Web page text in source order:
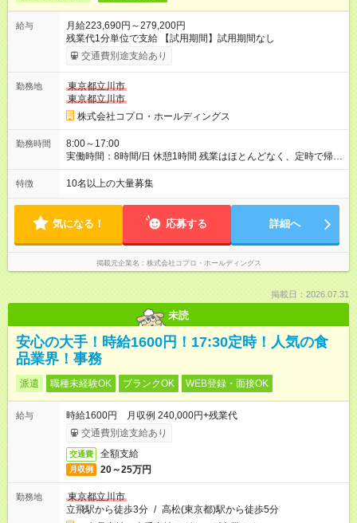
給与
月給223,690円～279,200円
残業代1分単位で支給 【試用期間】試用期間なし
交通費別途支給あり
勤務地
東京都立川市
東京都立川市
株式会社コプロ・ホールディングス
勤務時間
8:00～17:00
実働時間：8時間/日 休憩1時間 残業はほとんどなく、定時で帰れ
る日が多い働き方です。 毎日の業務は進捗管理や事務が中心な
ので、 「今日やるべき仕事」が終われば、自然と区切りをつけ
方を大切にしています。
特徴 10名以上の大量募集
気になる！ 応募する 詳細へ
掲載元企業名 株式会社コプロ・ホールディングス
掲載日：2026.07.31
未読
安心の大手！時給1600円！17:30定時！人気の食
品業界！事務
派遣 職種未経験OK ブランクOK WEB登録・面接OK
給与
時給1600円 月収例 240,000円+残業代
交通費別途支給あり
交通費 全額支給
月収例 20～25万円
勤務地
東京都立川市
立飛駅から徒歩3分 / 高松(東京都)駅から徒歩5分